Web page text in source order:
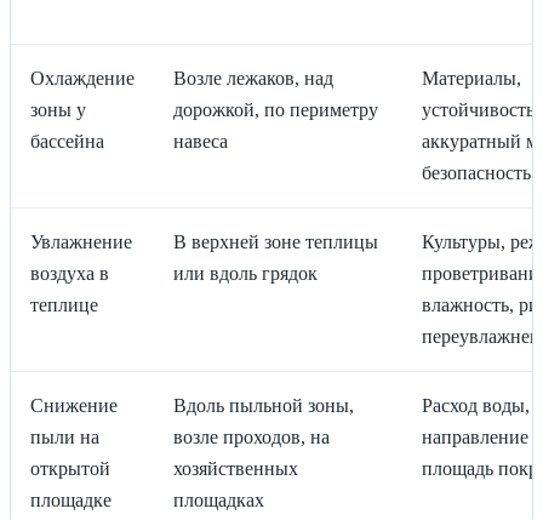
Охлаждение
зоны у
бассейна
Возле лежаков, над
дорожкой, по периметру
навеса
Материалы,
устойчивость
аккуратный
безопасность
Увлажнение
воздуха в
теплице
В верхней зоне теплицы
или вдоль грядок
Культуры,
влажность,
Снижение
пыли на
открытой
площадке
Вдоль пыльной зоны,
возле проходов, на
хозяйственных
площадках
Расход воды,
направление
площадь